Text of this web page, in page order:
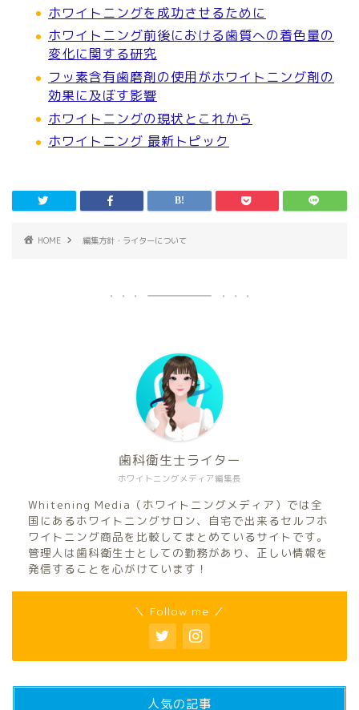
ホワイトニングを成功させるために
ホワイトニング前後における歯質への着色量の
変化に関する研究
フッ素含有歯磨剤の使用がホワイトニング剤の
効果に及ぼす影響
ホワイトニングの現状とこれから
ホワイトニング 最新トピック
HOME 編集方針・ライターについて
ホワイトニングメディア編集長
歯科衛生士ライター
Whitening Media（ホワイトニングメディア）では全
国にあるホワイトニングサロン、自宅で出来るセルフホ
ワイトニング商品を比較してまとめているサイトです。
管理人は歯科衛生士としての勤務があり、正しい情報を
発信することを心がけています！
＼ Follow me ／
人気の記事